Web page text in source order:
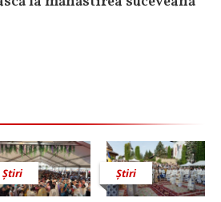
Știri Știri